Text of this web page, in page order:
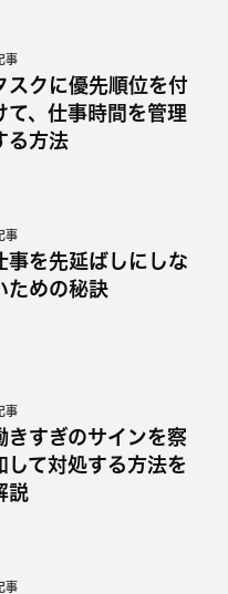
事
スクに優先順位を付
て、仕事時間を管理
る方法
事
事を先延ばしにしな
ための秘訣
事
きすぎのサインを察
して対処する方法を
説
事